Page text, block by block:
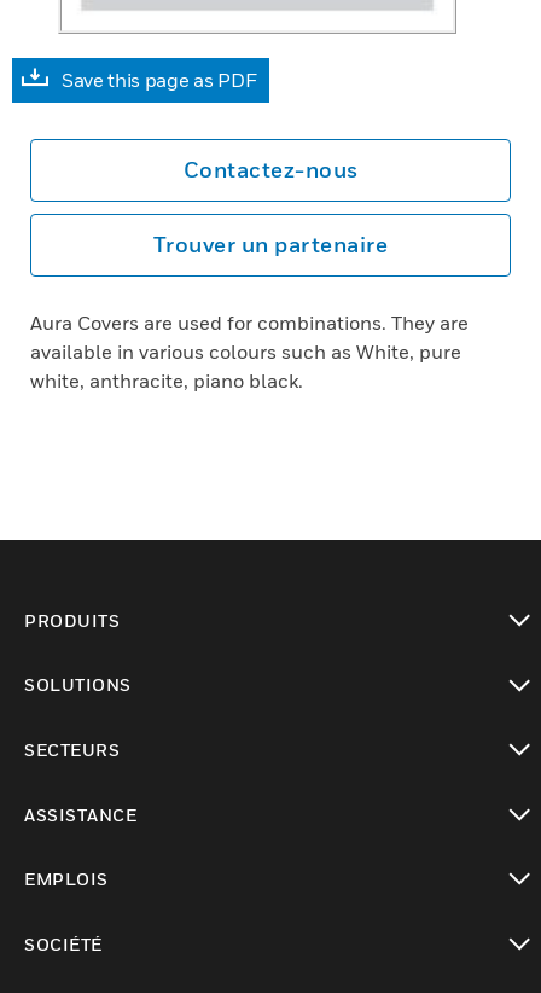
Save this page as PDF
Contactez-nous
Trouver un partenaire
Aura Covers are used for combinations. They are
available in various colours such as White, pure
white, anthracite, piano black.
PRODUITS
SOLUTIONS
SECTEURS
ASSISTANCE
EMPLOIS
SOCIÉTÉ